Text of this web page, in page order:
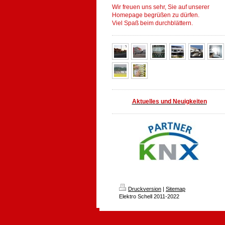
Wir freuen uns sehr, Sie auf unserer
Homepage begrüßen zu dürfen.
Viel Spaß beim durchblättern.
Aktuelles und Neuigkeiten
Druckversion | Sitemap
Elektro Schell 2011-2022